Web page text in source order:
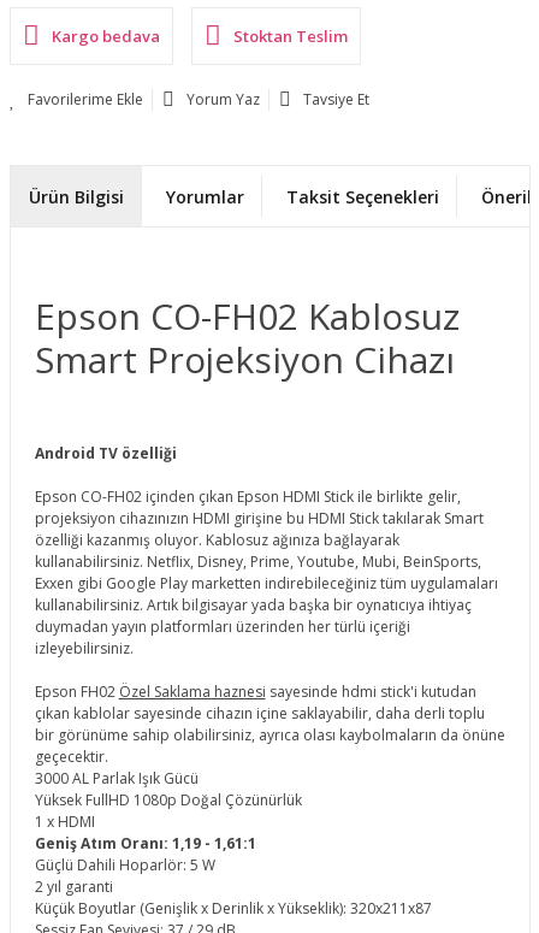
Kargo bedava Stoktan Teslim
Yorum Yaz Tavsiye Et
Ürün Bilgisi Yorumlar Taksit Seçenekleri
Epson CO-FH02 Kablosuz
Smart Projeksiyon Cihazı
Android TV özelliği
Epson CO-FH02 içinden çıkan Epson HDMI Stick ile birlikte gelir,
projeksiyon cihazınızın HDMI girişine bu HDMI Stick takılarak Smart
özelliği kazanmış oluyor. Kablosuz ağınıza bağlayarak
kullanabilirsiniz. Netflix, Disney, Prime, Youtube, Mubi, BeinSports,
Exxen gibi Google Play marketten indirebileceğiniz tüm uygulamaları
kullanabilirsiniz. Artık bilgisayar yada başka bir oynatıcıya ihtiyaç
duymadan yayın platformları üzerinden her türlü içeriği
izleyebilirsiniz.
Epson FH02 Özel Saklama haznesi sayesinde hdmi stick'i kutudan
çıkan kablolar sayesinde cihazın içine saklayabilir, daha derli toplu
bir görünüme sahip olabilirsiniz, ayrıca olası kaybolmaların da önüne
geçecektir.
3000 AL Parlak Işık Gücü
Yüksek FullHD 1080p Doğal Çözünürlük
1 x HDMI
Geniş Atım Oranı: 1,19 - 1,61:1
Güçlü Dahili Hoparlör: 5 W
2 yıl garanti
Küçük Boyutlar (Genişlik x Derinlik x Yükseklik): 320x211x87